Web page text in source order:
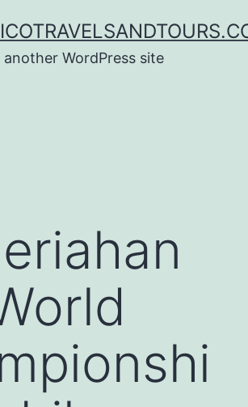
WordPress site